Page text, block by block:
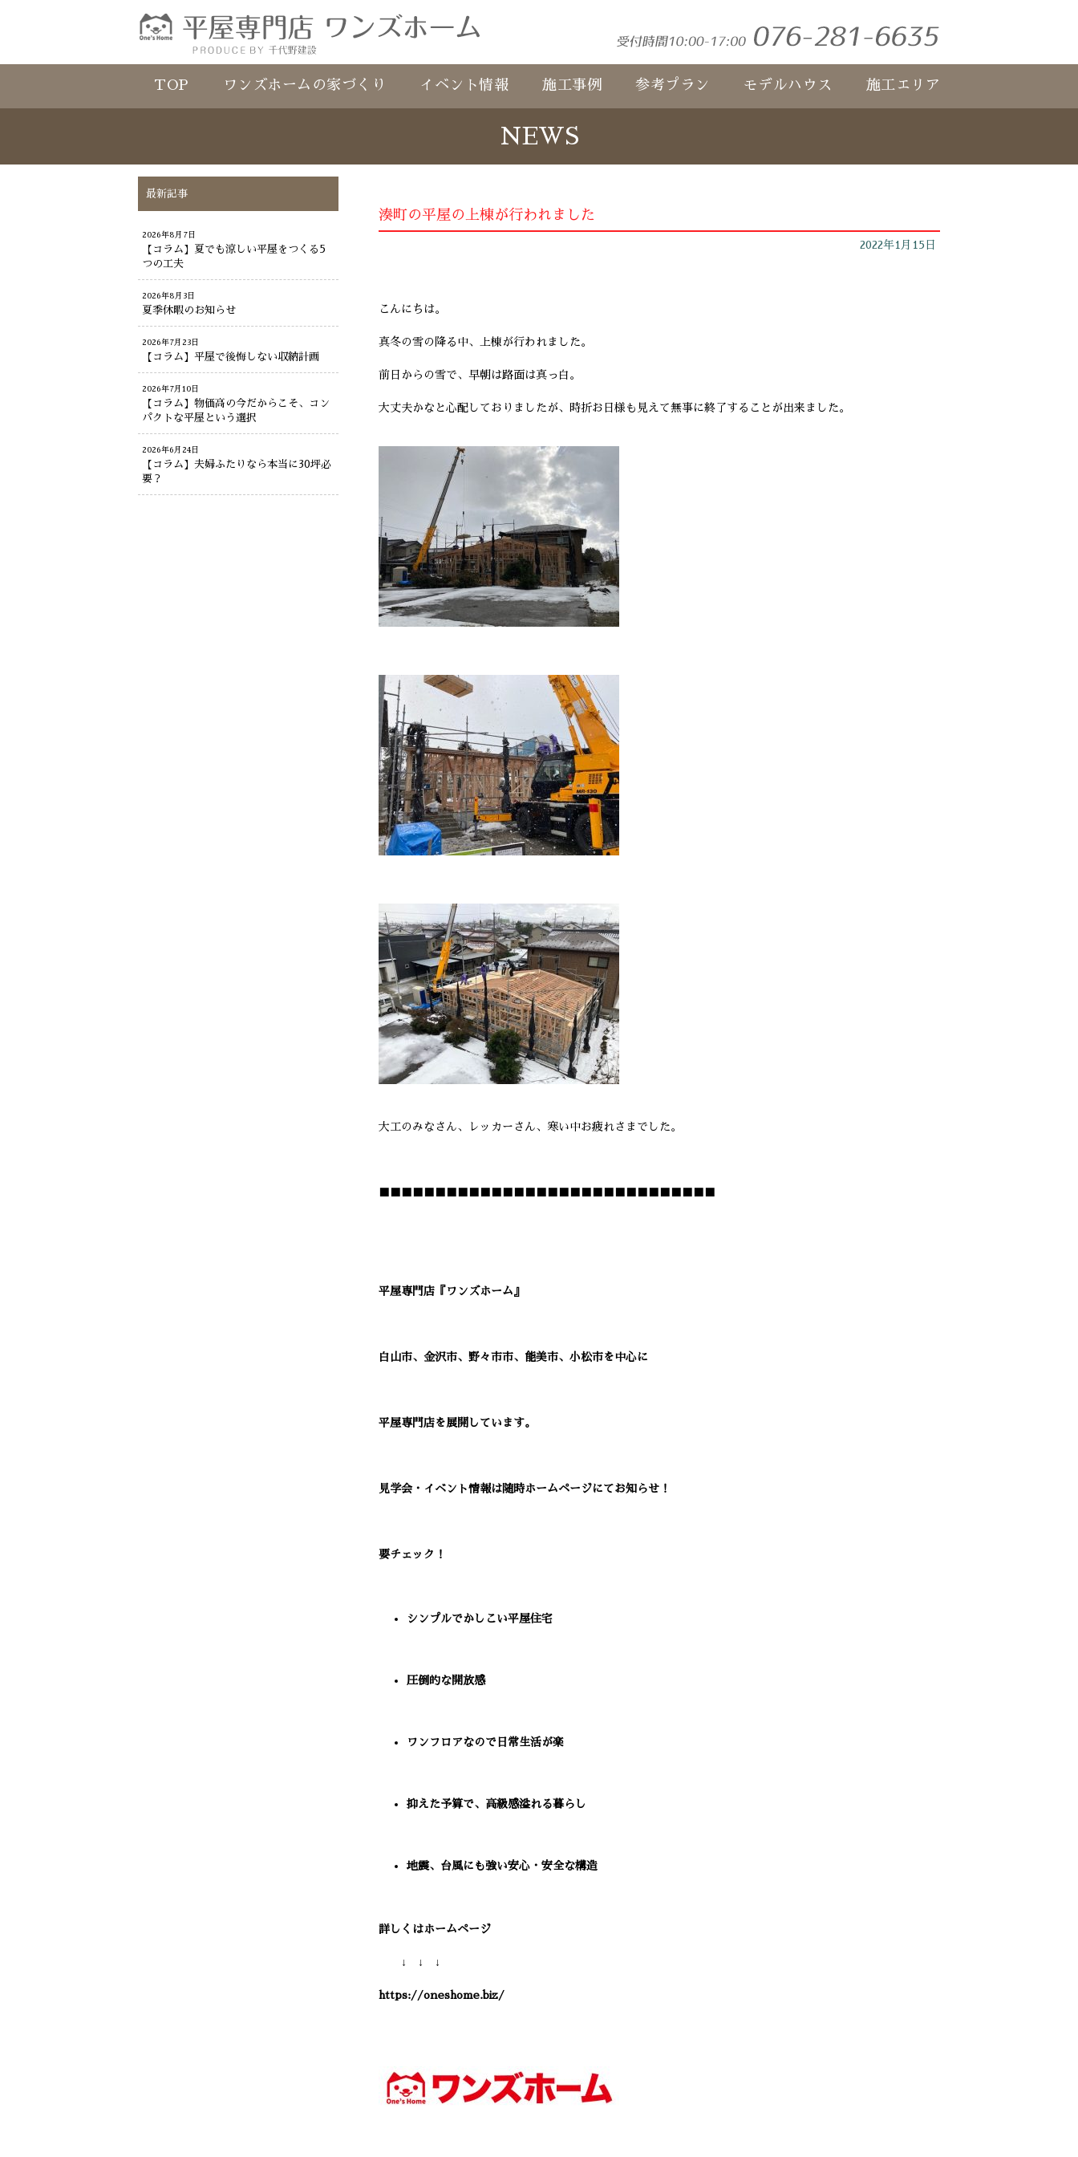
TOP ワンズホームの家づくり イベント情報 施工事例 参考プラン モデルハウス 施工エリア
NEWS
湊町の平屋の上棟が行われました
2022年1月15日
こんにちは。
真冬の雪の降る中、上棟が行われました。
前日からの雪で、早朝は路面は真っ白。
大丈夫かなと心配しておりましたが、時折お日様も見えて無事に終了することが出来ました。
大工のみなさん、レッカーさん、寒い中お疲れさまでした。
平屋専門店『ワンズホーム』
白山市、金沢市、野々市市、能美市、小松市を中心に
平屋専門店を展開しています。
見学会・イベント情報は随時ホームページにてお知らせ！
要チェック！
シンプルでかしこい平屋住宅
圧倒的な開放感
ワンフロアなので日常生活が楽
抑えた予算で、高級感溢れる暮らし
地震、台風にも強い安心・安全な構造
詳しくはホームページ
↓ ↓ ↓
https://oneshome.biz/
最新記事
2026年8月7日
【コラム】夏でも涼しい平屋をつくる5
つの工夫
2026年8月3日
夏季休暇のお知らせ
2026年7月23日
【コラム】平屋で後悔しない収納計画
2026年7月10日
【コラム】物価高の今だからこそ、コン
パクトな平屋という選択
2026年6月24日
【コラム】夫婦ふたりなら本当に30坪必
要？